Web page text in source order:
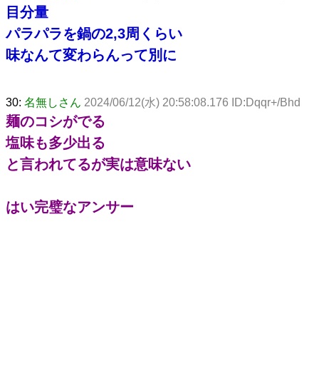
目分量
パラパラを鍋の2,3周くらい
味なんて変わらんって別に
30: 名無しさん 2024/06/12(水) 20:58:08.176 ID:Dqqr+/Bhd
麺のコシがでる
塩味も多少出る
と言われてるが実は意味ない
はい完璧なアンサー